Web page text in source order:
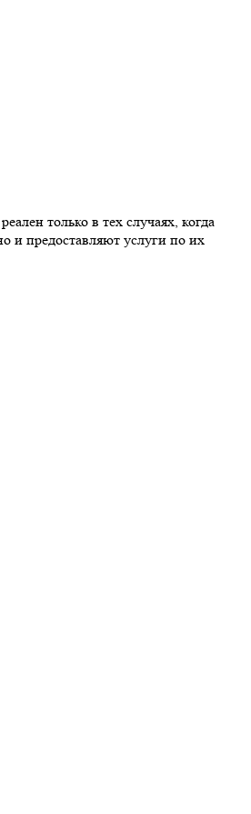
только в тех случаях, когда
и предоставляют услуги по их